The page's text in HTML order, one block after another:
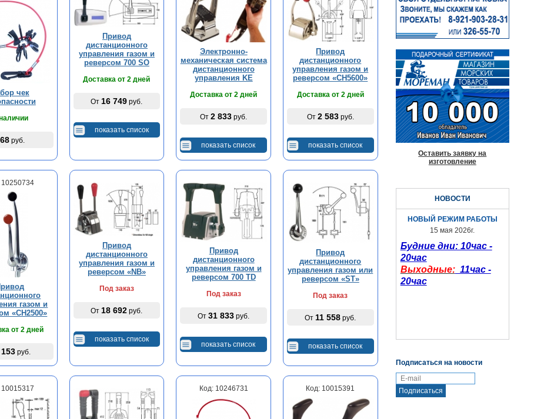
чек
руб.
Привод
дистанционного
управления газом и
реверсом 700 SO
Доставка от 2 дней
От16 749 руб.
показать список
Электронно-
механическая система
дистанционного
управления KE
Доставка от 2 дней
От2 833 руб.
показать список
Привод
дистанционного
управления газом и
реверсом «CH5600»
Доставка от 2 дней
От 2 583руб.
показать список
10250734
газом и
«CH2500»
от 2 дней
руб.
Привод
дистанционного
управления газом и
реверсом «NB»
Под заказ
От 18 692 руб.
показать список
Привод
дистанционного
управления газом и
реверсом 700 TD
Под заказ
От31 833 руб.
показать список
Привод
дистанционного
управления газом или
реверсом «ST»
Под заказ
От11 558 руб.
показать список
10015317 Код: 10246731 Код: 10015391
Оставить заявку на
изготовление
НОВОСТИ
НОВЫЙ РЕЖИМ РАБОТЫ
15 мая 2026г.
Будние дни: 10час -
20час
Выходные:11час -
20час
Подписаться на новости